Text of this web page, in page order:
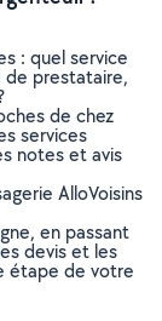
: quel service
de prestataire,
de chez
services
notes et avis
AlloVoisins
en passant
devis et les
étape de votre